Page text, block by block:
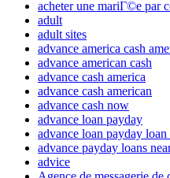
acheter une mariГ©e par
adult
adult sites
advance america cash
advance american cash
advance cash america
advance cash american
advance cash now
advance loan payday
advance loan payday loan
advance payday loans
advice